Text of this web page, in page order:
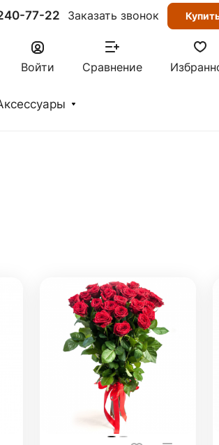
77-22 Заказать звонок
Войти Сравнение